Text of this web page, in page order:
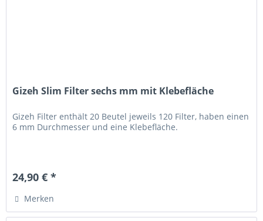
Gizeh Slim Filter sechs mm mit Klebefläche
Gizeh Filter enthält 20 Beutel jeweils 120 Filter, haben einen
6 mm Durchmesser und eine Klebefläche.
24,90 € *
Merken